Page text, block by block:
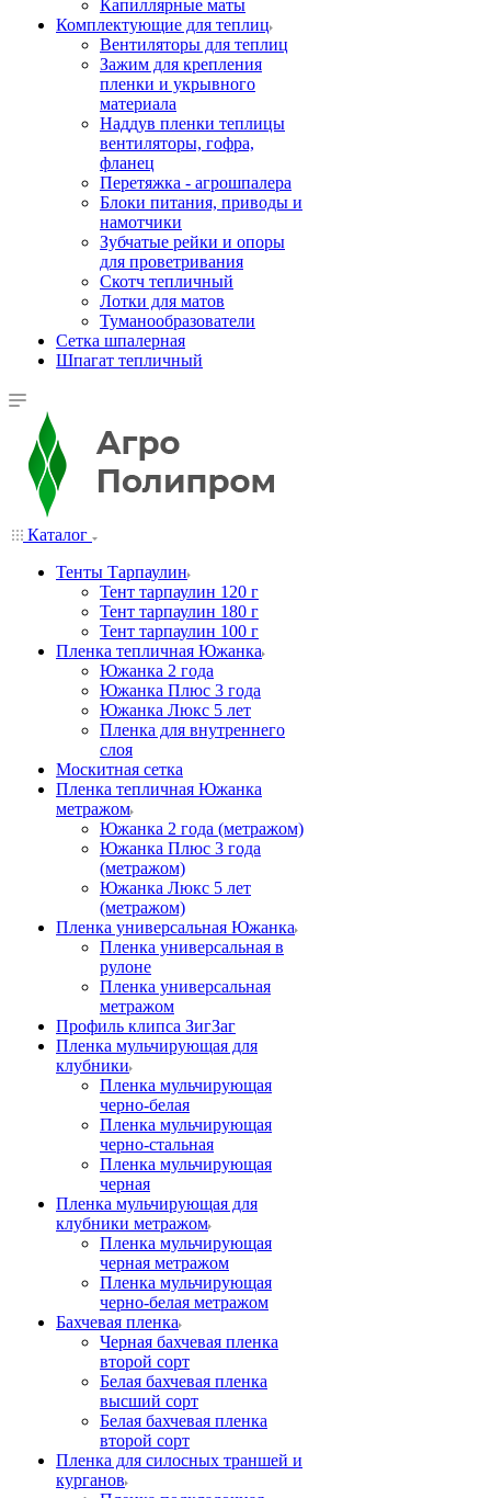
Капиллярные маты
Комплектующие для теплиц
Вентиляторы для теплиц
Зажим для крепления
пленки и укрывного
материала
Наддув пленки теплицы
вентиляторы, гофра,
фланец
Перетяжка - агрошпалера
Блоки питания, приводы и
намотчики
Зубчатые рейки и опоры
для проветривания
Скотч тепличный
Лотки для матов
Туманообразователи
Сетка шпалерная
Шпагат тепличный
Каталог
Тенты Тарпаулин
Тент тарпаулин 120 г
Тент тарпаулин 180 г
Тент тарпаулин 100 г
Пленка тепличная Южанка
Южанка 2 года
Южанка Плюс 3 года
Южанка Люкс 5 лет
Пленка для внутреннего
слоя
Москитная сетка
Пленка тепличная Южанка
метражом
Южанка 2 года (метражом)
Южанка Плюс 3 года
(метражом)
Южанка Люкс 5 лет
(метражом)
Пленка универсальная Южанка
Пленка универсальная в
рулоне
Пленка универсальная
метражом
Профиль клипса ЗигЗаг
Пленка мульчирующая для
клубники
Пленка мульчирующая
черно-белая
Пленка мульчирующая
черно-стальная
Пленка мульчирующая
черная
Пленка мульчирующая для
клубники метражом
Пленка мульчирующая
черная метражом
Пленка мульчирующая
черно-белая метражом
Бахчевая пленка
Черная бахчевая пленка
второй сорт
Белая бахчевая пленка
высший сорт
Белая бахчевая пленка
второй сорт
Пленка для силосных траншей и
курганов